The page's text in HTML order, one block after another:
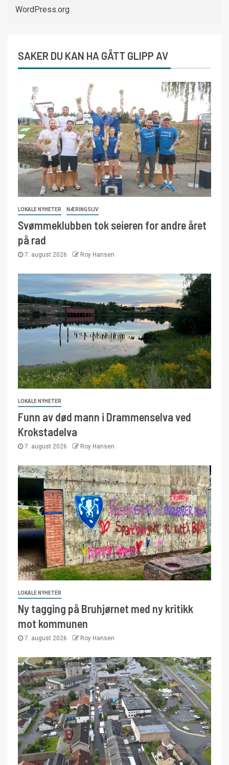
WordPress.org
SAKER DU KAN HA GÅTT GLIPP AV
LOKALE NYHETER NÆRINGSLIV
Svømmeklubben tok seieren for andre året
på rad
7. august 2026 Roy Hansen
LOKALE NYHETER
Funn av død mann i Drammenselva ved
Krokstadelva
7. august 2026 Roy Hansen
LOKALE NYHETER
Ny tagging på Bruhjørnet med ny kritikk
mot kommunen
7. august 2026 Roy Hansen